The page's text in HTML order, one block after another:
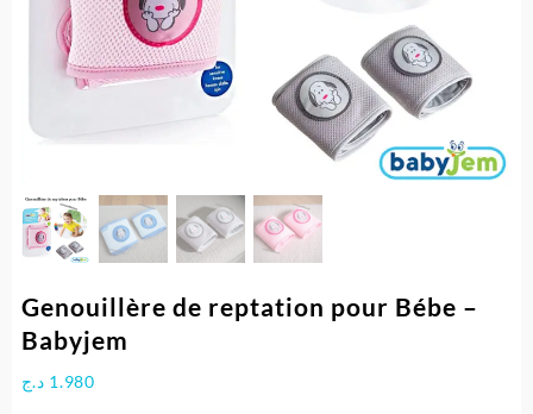
Genouillère de reptation pour Bébe –
Babyjem
1.980 د.ج